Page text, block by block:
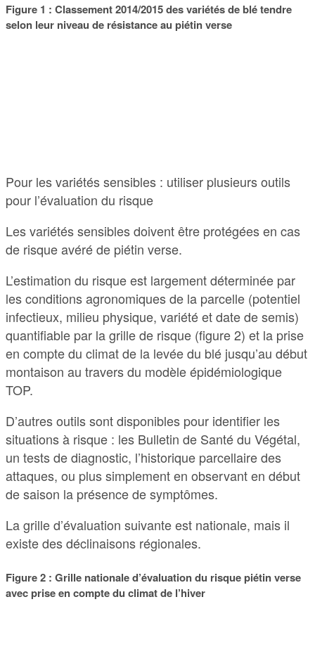
Figure 1 : Classement 2014/2015 des variétés de blé tendre
selon leur niveau de résistance au piétin verse
Pour les variétés sensibles : utiliser plusieurs outils
pour l’évaluation du risque
Les variétés sensibles doivent être protégées en cas
de risque avéré de piétin verse.
L’estimation du risque est largement déterminée par
les conditions agronomiques de la parcelle (potentiel
infectieux, milieu physique, variété et date de semis)
quantifiable par la grille de risque (figure 2) et la prise
en compte du climat de la levée du blé jusqu’au début
montaison au travers du modèle épidémiologique
TOP.
D’autres outils sont disponibles pour identifier les
situations à risque : les Bulletin de Santé du Végétal,
un tests de diagnostic, l’historique parcellaire des
attaques, ou plus simplement en observant en début
de saison la présence de symptômes.
La grille d’évaluation suivante est nationale, mais il
existe des déclinaisons régionales.
Figure 2 : Grille nationale d’évaluation du risque piétin verse
avec prise en compte du climat de l’hiver